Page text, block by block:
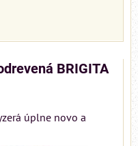
BRIGITA
úplne novo a